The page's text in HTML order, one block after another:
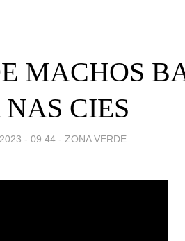
MACHOS
CIES
- 09:44 - ZONA VERDE